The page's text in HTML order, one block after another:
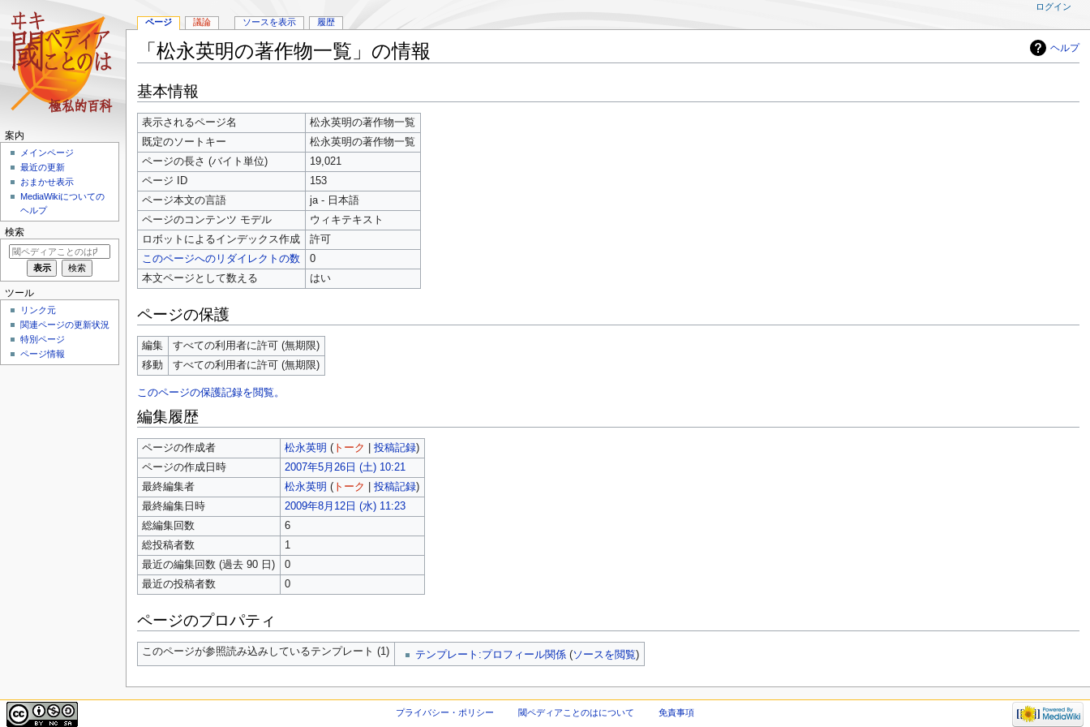
ヘルプ
「松永英明の著作物一覧」の情報
ナ
ビ
ゲ
ー
シ
ョ
ン
に
移
動
検
索
に
移
動
基本情報
表示されるページ名
松永英明の著作物一覧
既定のソートキー
松永英明の著作物一覧
ページの長さ (バイト単位)
19,021
ページ ID
153
ページ本文の言語
ja - 日本語
ページのコンテンツ モデル
ウィキテキスト
ロボットによるインデックス作成
許可
このページへのリダイレクトの数
0
本文ページとして数える
はい
ページの保護
編集
すべての利用者に許可 (無期限)
移動
すべての利用者に許可 (無期限)
このページの保護記録を閲覧。
編集履歴
ページの作成者 松永英明 (トーク 投稿記録)
ページの作成日時
2007年5月26日 (土) 10:21
最終編集者
松永英明 (トーク 投稿記録)
最終編集日時
2009年8月12日 (水) 11:23
総編集回数
6
総投稿者数
1
最近の編集回数 (過去 90 日)
0
最近の投稿者数
0
ページのプロパティ
このページが参照読み込みしているテンプレート (1) テンプレート:プロフィール関係 (ソースを閲覧)
ページ 議論 ソースを表示 履歴
ログイン
案内
メインページ
最近の更新
おまかせ表示
MediaWikiについての
ヘルプ
検索
ツール
リンク元
関連ページの更新状況
特別ページ
ページ情報
プライバシー・ポリシー 閾ペディアことのはについて 免責事項